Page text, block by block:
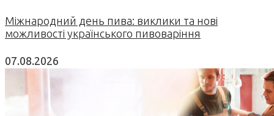
Міжнародний день пива: виклики та нові
можливості українського пивоваріння
07.08.2026